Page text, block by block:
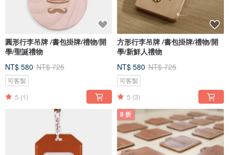
圓形行李吊牌 /書包掛牌/禮物/開
學/聖誕禮物
NT$ 580 NT$ 725
可客製
5 (1)
方形行李吊牌 /書包掛牌/禮物/開
學/新鮮人禮物
NT$ 580 NT$ 725
可客製
5 (3)
8 折